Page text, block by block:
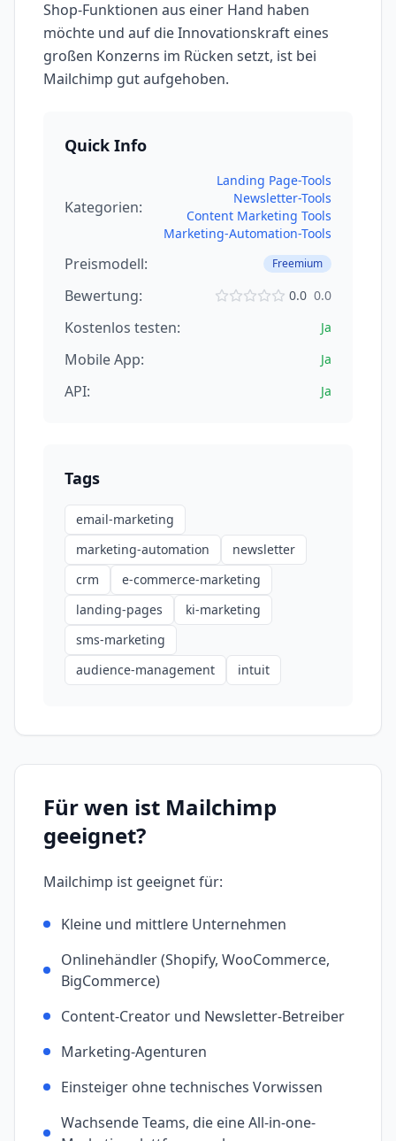
Shop-Funktionen aus einer Hand haben
möchte und auf die Innovationskraft eines
großen Konzerns im Rücken setzt, ist bei
Mailchimp gut aufgehoben.
Quick Info
Kategorien:
Landing Page-Tools
Newsletter-Tools
Content Marketing Tools
Marketing-Automation-Tools
Preismodell: Freemium
Bewertung: 0.0 0.0
Kostenlos testen: Ja
Mobile App: Ja
API: Ja
Tags
email-marketing
marketing-automation
newsletter
crm
e-commerce-marketing
landing-pages
ki-marketing
sms-marketing
audience-management
intuit
Für wen ist Mailchimp
geeignet?
Mailchimp ist geeignet für:
Kleine und mittlere Unternehmen
Onlinehändler (Shopify, WooCommerce,
BigCommerce)
Content-Creator und Newsletter-Betreiber
Marketing-Agenturen
Einsteiger ohne technisches Vorwissen
Wachsende Teams, die eine All-in-one-